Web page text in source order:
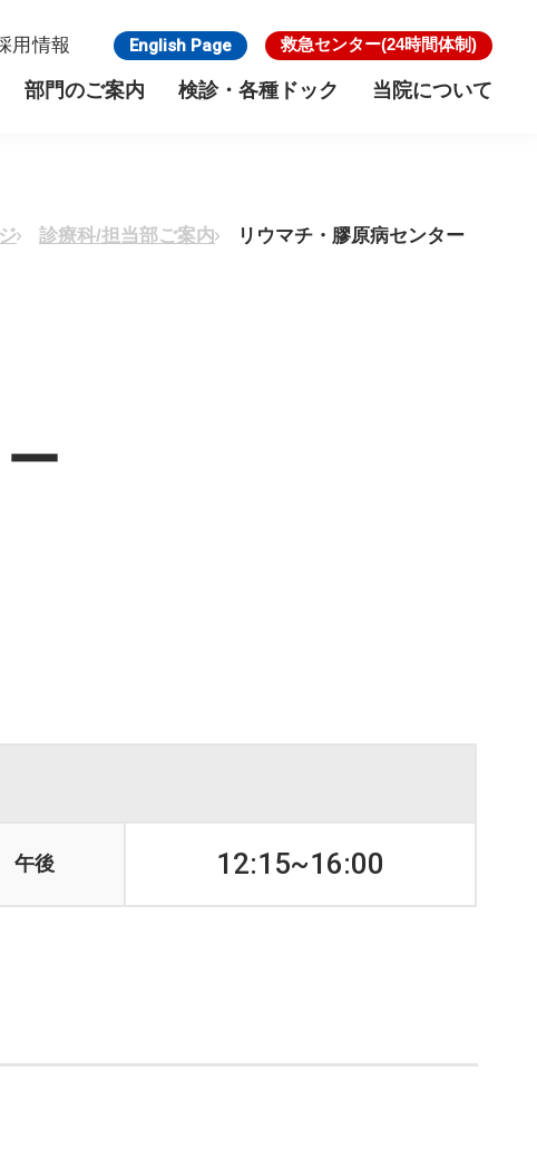
用情報 English Page 救急センター(24時間体制)
部門のご案内
門のご案内
ター
検診・各種ドック
検診・各種ドック
当院について
診療科/担当部ご案内 リウマチ・膠原病センター
午後 12:15~16:00